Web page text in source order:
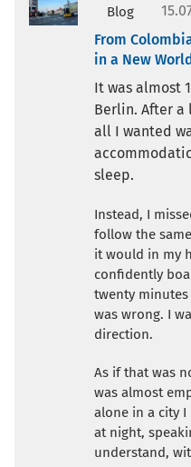
Blog
From
in a New World
It was almost
Berlin. After a
all I wanted
sleep.
Instead, I
follow the
it would in my
confidently
twenty
was wrong. I
direction.
As if that was
was almost
alone in a city
at night,
understand,